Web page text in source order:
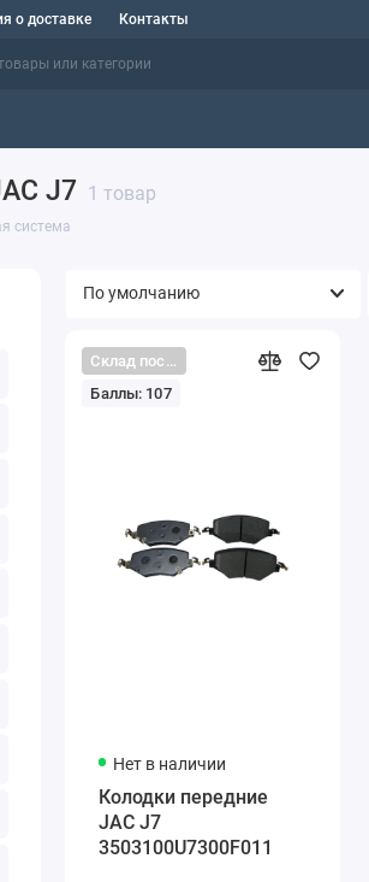
о доставке Контакты
J7 1 товар
система
Склад поставщика
Баллы: 107
Нет в наличии
Колодки передние
JAC J7
3503100U7300F011